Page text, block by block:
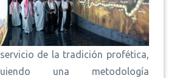
de la tradición profética,
una metodología